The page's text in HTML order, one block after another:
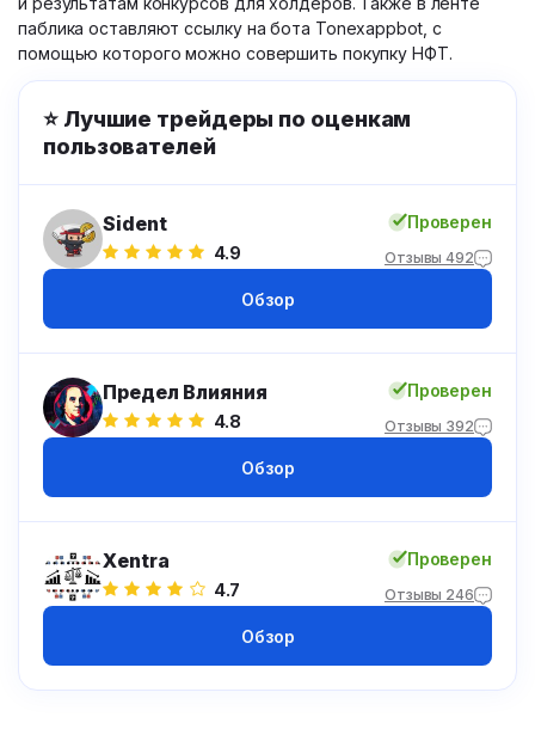
паблика оставляют ссылку на бота Tonexappbot, с
помощью которого можно совершить покупку НФТ.
⭐ Лучшие трейдеры по оценкам
пользователей
Sident
4.9
Проверен
Отзывы 492
Обзор
Предел Влияния
4.8
Проверен
Отзывы 392
Обзор
Xentra
4.7
Проверен
Отзывы 246
Обзор